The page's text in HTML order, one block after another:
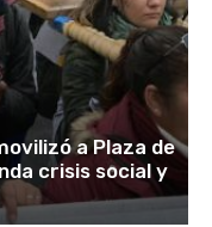
a Plaza de
crisis social y